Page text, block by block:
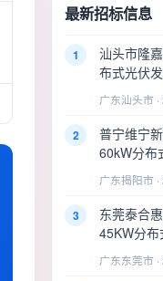
最新招标信息
1
汕头市隆
布式光伏
广东汕头市 ·
2
普宁维宁
60kW分布
广东揭阳市 ·
3
东莞泰合
45KW分布
广东东莞市 ·